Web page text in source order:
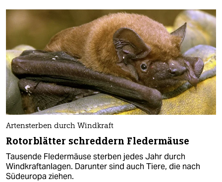
Artensterben durch Windkraft
Rotorblätter schreddern Fledermäuse
Tausende Fledermäuse sterben jedes Jahr durch
Windkraftanlagen. Darunter sind auch Tiere, die nach
Südeuropa ziehen.